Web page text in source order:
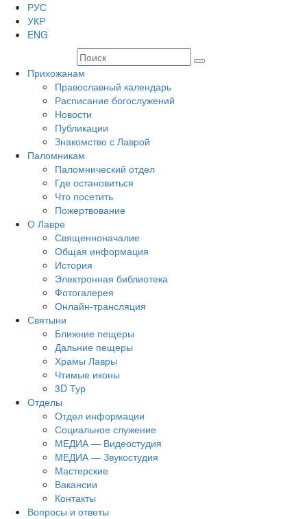
РУС
УКР
ENG
Прихожанам
Православный календарь
Расписание богослужений
Новости
Публикации
Знакомство с Лаврой
Паломникам
Паломнический отдел
Где остановиться
Что посетить
Пожертвование
О Лавре
Священноначалие
Общая информация
История
Электронная библиотека
Фотогалерея
Онлайн-трансляция
Святыни
Ближние пещеры
Дальние пещеры
Храмы Лавры
Чтимые иконы
3D Тур
Отделы
Отдел информации
Социальное служение
МЕДИА — Видеостудия
МЕДИА — Звукостудия
Мастерские
Вакансии
Контакты
Вопросы и ответы